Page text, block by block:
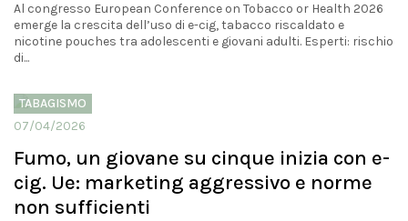
Al congresso European Conference on Tobacco or Health 2026
emerge la crescita dell’uso di e-cig, tabacco riscaldato e
nicotine pouches tra adolescenti e giovani adulti. Esperti: rischio
di...
TABAGISMO
07/04/2026
Fumo, un giovane su cinque inizia con e-
cig. Ue: marketing aggressivo e norme
non sufficienti